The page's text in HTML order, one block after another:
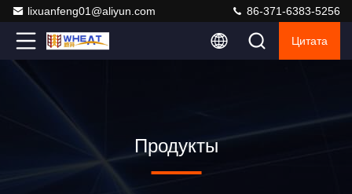
lixuanfeng01@aliyun.com 86-371-6383-5256
Цитата
Продукты